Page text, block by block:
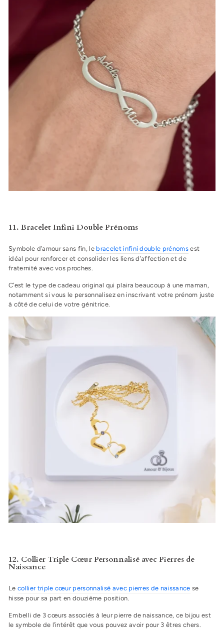
11. Bracelet Infini Double Prénoms
Symbole d’amour sans fin, lebracelet infini double prénoms est
idéal pour renforcer et consolider les liens d’affection et de
fraternité avec vos proches.
C’est le type de cadeau original qui plaira beaucoup à une maman,
notamment si vous le personnalisez en inscrivant votre prénom juste
à côté de celui de votre génitrice.
12. Collier Triple Cœur Personnalisé avec Pierres de
Naissance
Le collier triple cœur personnalisé avec pierres de naissance se
hisse pour sa part en douzième position.
Embelli de 3 cœurs associés à leur pierre de naissance, ce bijou est
le symbole de l’intérêt que vous pouvez avoir pour 3 êtres chers.